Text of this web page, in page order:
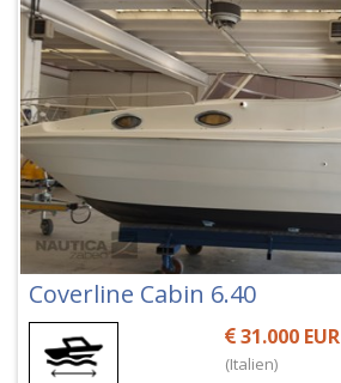
Coverline Cabin 6.40
31.000 EUR
(Italien)